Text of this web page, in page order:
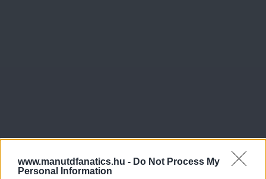
www.manutdfanatics.hu - Do Not Process My
Personal Information